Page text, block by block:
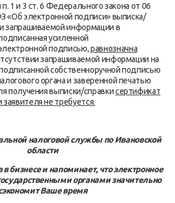
1 и 3 ст. 6 Федерального закона от 06
«Об электронной подписи» выписка/
запрашиваемой информации в
усиленной
подписью,равнозначна
запрашиваемой информации на
собственноручной подписью
органа и заверенной печатью
получения выписки/справкисертификат
не требуется.
налоговой службы по Ивановской
области
бизнесе и напоминает, что электронное
органами значительно
Ваше время